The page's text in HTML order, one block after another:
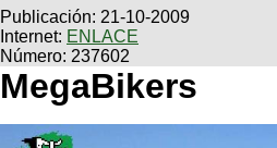
Bicicletas
Viajes
Descenso
Dirt
Buscar
Ultimos
Bicicletas
Tandem
Videos
Cicloturismo
Publicación: 21-10-2009
Internet: ENLACE
Número: 237602
MegaBikers